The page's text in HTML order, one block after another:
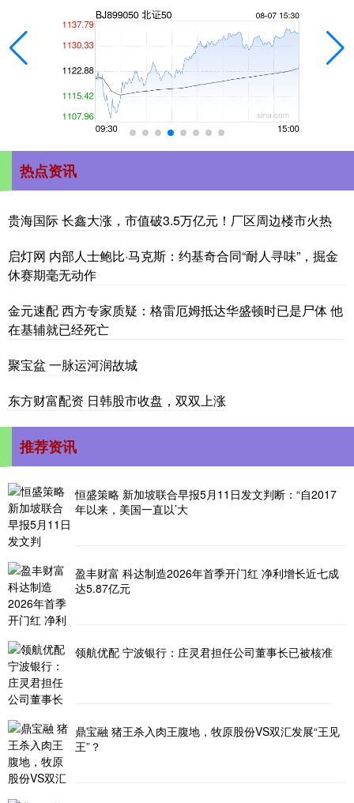
热点资讯
贵海国际 长鑫大涨，市值破3.5万亿元！厂区周边楼市火热
启灯网 内部人士鲍比·马克斯：约基奇合同“耐人寻味”，掘金
休赛期毫无动作
金元速配 西方专家质疑：格雷厄姆抵达华盛顿时已是尸体 他
在基辅就已经死亡
聚宝盆 一脉运河润故城
东方财富配资 日韩股市收盘，双双上涨
推荐资讯
恒盛策略 新加坡联合早报5月11日发文判断：“自2017
年以来，美国一直以’大
盈丰财富 科达制造2026年首季开门红 净利增长近七成
达5.87亿元
领航优配 宁波银行：庄灵君担任公司董事长已被核准
鼎宝融 猪王杀入肉王腹地，牧原股份VS双汇发展“王见
王”？